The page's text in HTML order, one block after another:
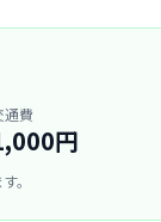
通費
円
。